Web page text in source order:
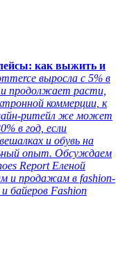
как выжить и
выросла с 5% в
и продолжает расти,
коммерции, к
ритейл же может
в год, если
и обувь на
опыт. Обсуждаем
Report Еленой
и продажам в fashion-
байеров Fashion